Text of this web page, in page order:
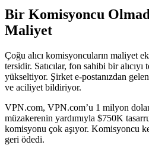
Bir Komisyoncu
Maliyet
Çoğu alıcı komisyoncuların maliyet
tersidir. Satıcılar, fon sahibi bir
yükseltiyor. Şirket e-postanızdan
ve aciliyet bildiriyor.
VPN.com, VPN.com’u 1 milyon
müzakerenin yardımıyla $750K
komisyonu çok aşıyor. Komisyoncu
geri ödedi.